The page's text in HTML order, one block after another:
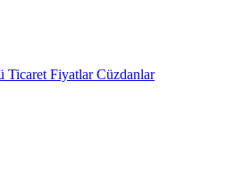
Ticaret FiyatlarCüzdanlar